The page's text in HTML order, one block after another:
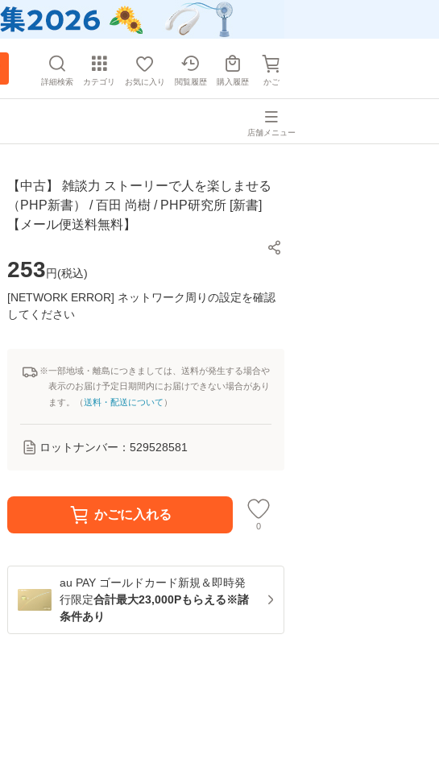
詳細検索 カテゴリ お気に入り 閲覧履歴 購入履歴 かご
店舗メニュー
【中古】 雑談力 ストーリーで人を楽しませる
（PHP新書） / 百田 尚樹 / PHP研究所 [新書]
【メール便送料無料】
253円(税込)
[NETWORK ERROR] ネットワーク周りの設定を確認
してください
※一部地域・離島につきましては、送料が発生する場合や
表示のお届け予定日期間内にお届けできない場合があり
ます。（送料・配送について ）
ロットナンバー： 529528581
かごに入れる
0
au PAY ゴールドカード新規＆即時発
行限定合計最大23,000Pもらえる※諸
条件あり